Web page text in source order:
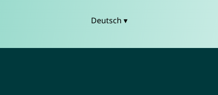
Deutsch ▾